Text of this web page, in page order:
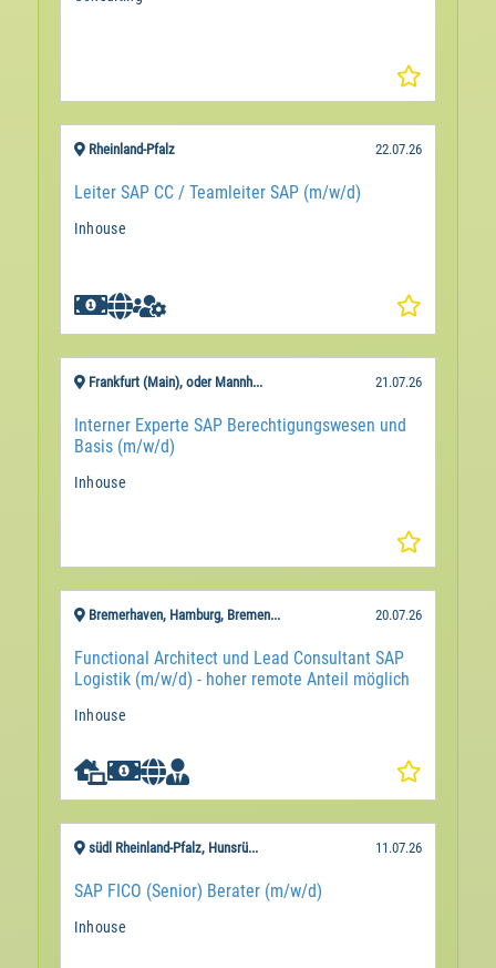
Rheinland-Pfalz 22.07.26
Leiter SAP CC / Teamleiter SAP (m/w/d)
Inhouse

Frankfurt (Main), oder Mannh... 21.07.26
Interner Experte SAP Berechtigungswesen und
Basis (m/w/d)
Inhouse
Bremerhaven, Hamburg, Bremen... 20.07.26
Functional Architect und Lead Consultant SAP
Logistik (m/w/d) - hoher remote Anteil möglich
Inhouse

südl Rheinland-Pfalz, Hunsrü... 11.07.26
SAP FICO (Senior) Berater (m/w/d)
Inhouse